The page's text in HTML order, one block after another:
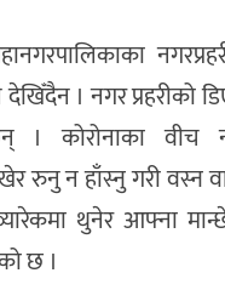
। नगर प्रहरीको
। कोरोनाका वीच
रुनु न हाँस्नु गरी
व्यारेकमा थुनेर आफ्ना
छ ।